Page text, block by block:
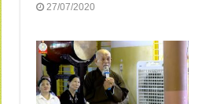
27/07/2020